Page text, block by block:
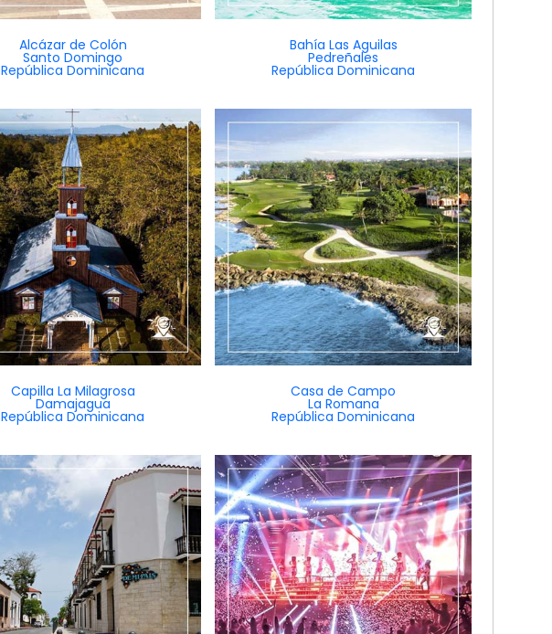
Alcázar de Colón
Santo Domingo
República Dominicana
Bahía Las Aguilas
Pedreñales
República Dominicana
Capilla La Milagrosa
Damajagua
República Dominicana
Casa de Campo
La Romana
República Dominicana